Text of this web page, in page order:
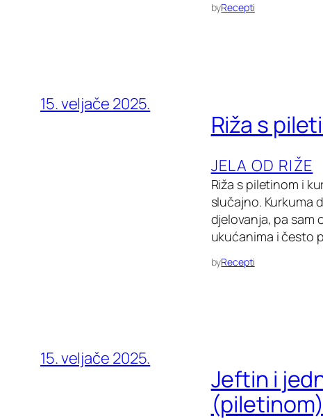
byRecepti
15. veljače 2025.
Riža s
JELA OD RIŽE
Riža s piletinom i
slučajno. Kurkuma
djelovanja, pa sam
ukućanima i često
byRecepti
15. veljače 2025.
Jeftin i
(piletinom)